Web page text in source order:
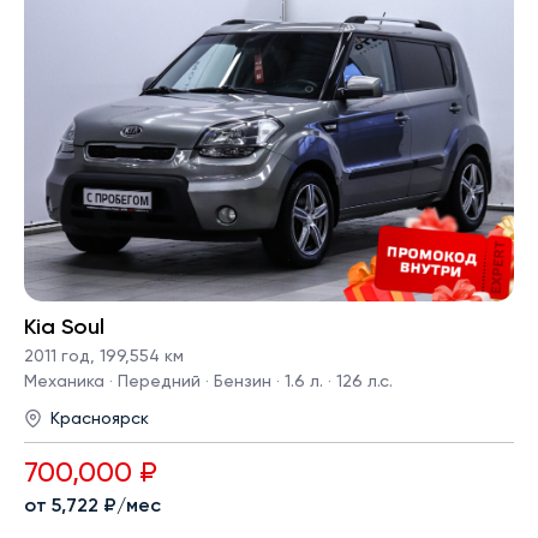
Kia Soul
2011 год
199,554 км
Механика · Передний · Бензин · 1.6 л. · 126 л.с.
Красноярск
700,000 ₽
от 5,722 ₽/мес